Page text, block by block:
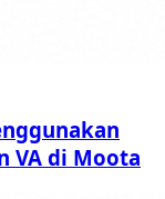
VA di Moota